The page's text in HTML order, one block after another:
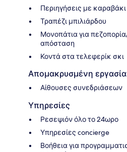
Περιηγήσεις με καραβάκι
Τραπέζι μπιλιάρδου
Μονοπάτια για
απόσταση
Κοντά στα τελεφερίκ σκι
Απομακρυσμένη εργασία
Αίθουσες συνεδριάσεων
Υπηρεσίες
Ρεσεψιόν όλο το 24ωρο
Υπηρεσίες concierge
Βοήθεια για